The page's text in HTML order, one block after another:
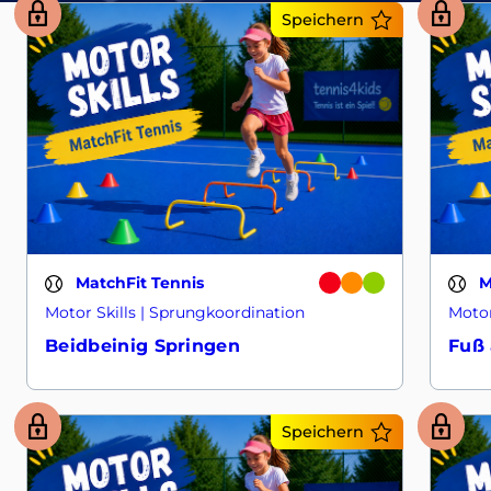
Speichern
MatchFit Tennis
Motor Skills | Sprungkoordination
Beidbeinig Springen Fuß
Speichern